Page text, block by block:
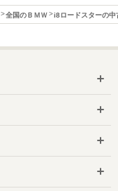
全国のＢＭＷ i8ロードスターの中